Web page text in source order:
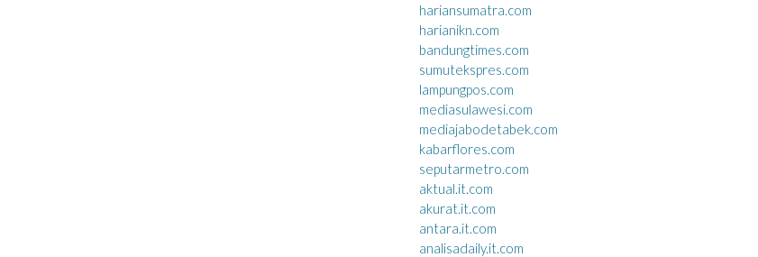
hariansumatra.com
harianikn.com
bandungtimes.com
sumutekspres.com
lampungpos.com
mediasulawesi.com
mediajabodetabek.com
kabarflores.com
seputarmetro.com
aktual.it.com
akurat.it.com
antara.it.com
analisadaily.it.com